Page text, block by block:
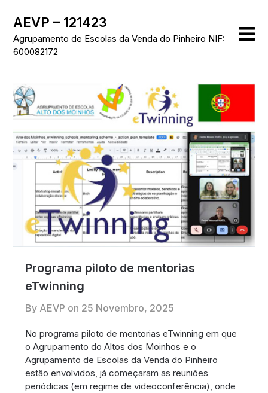
content
AEVP – 121423
Agrupamento de Escolas da Venda do Pinheiro NIF:
600082172
Programa piloto de mentorias
eTwinning
By AEVP on 25 Novembro, 2025
No programa piloto de mentorias eTwinning em que
o Agrupamento do Altos dos Moinhos e o
Agrupamento de Escolas da Venda do Pinheiro
estão envolvidos, já começaram as reuniões
periódicas (em regime de videoconferência), onde